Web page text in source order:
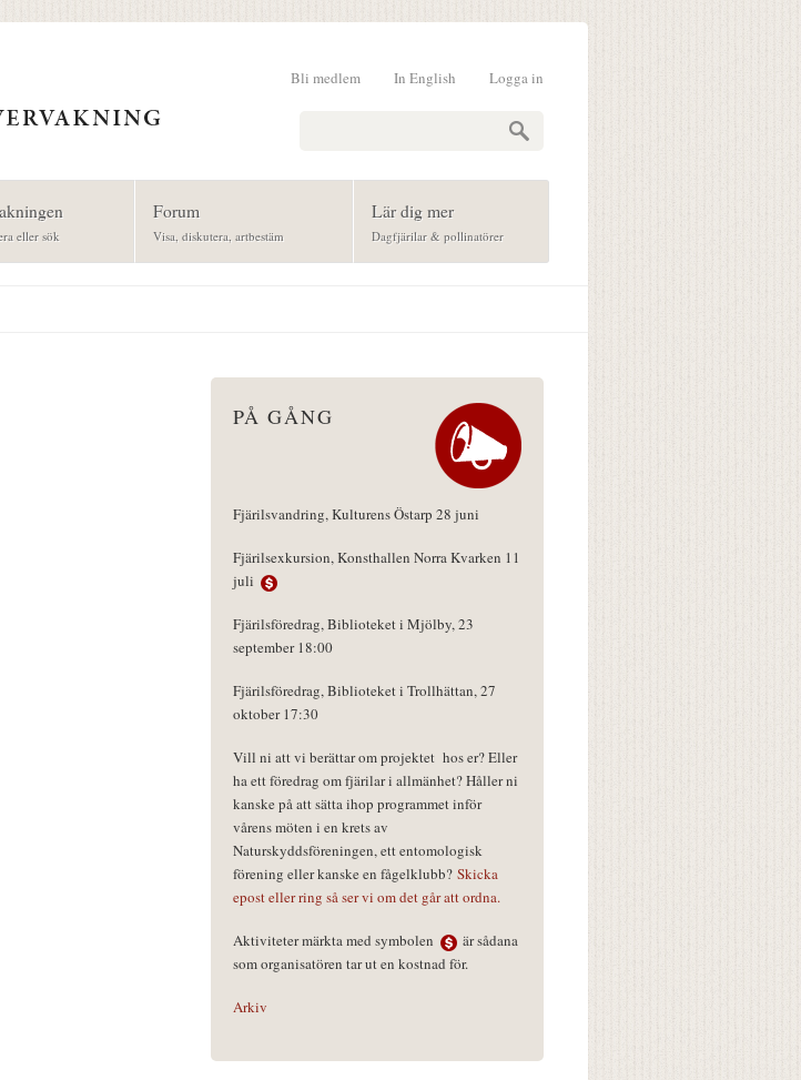
Logga in
In English
Bli medlem
eller sök
Forum
Visa, diskutera, artbestäm
Lär dig mer
Dagfjärilar & pollinatörer
PÅ GÅNG
Fjärilsvandring, Kulturens Östarp 28 juni
Fjärilsexkursion, Konsthallen Norra Kvarken 11
juli
Fjärilsföredrag, Biblioteket i Mjölby, 23
september 18:00
Fjärilsföredrag, Biblioteket i Trollhättan, 27
oktober 17:30
Vill ni att vi berättar om projektet hos er? Eller
ha ett föredrag om fjärilar i allmänhet? Håller ni
kanske på att sätta ihop programmet inför
vårens möten i en krets av
Naturskyddsföreningen, ett entomologisk
förening eller kanske en fågelklubb? Skicka
epost eller ring så ser vi om det går att ordna.
Aktiviteter märkta med symbolen
är sådana
som organisatören tar ut en kostnad för.
Arkiv